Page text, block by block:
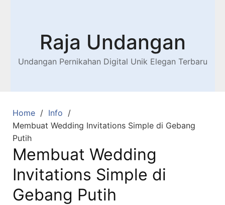
Raja Undangan
Undangan Pernikahan Digital Unik Elegan Terbaru
Home
Info
Membuat Wedding Invitations Simple di Gebang
Putih
Membuat Wedding
Invitations Simple di
Gebang Putih